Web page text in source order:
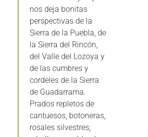
nos deja bonitas
perspectivas de la
Sierra de la Puebla, de
la Sierra del Rincón,
del Valle del Lozoya y
de las cumbres y
cordeles de la Sierra
de Guadarrama.
Prados repletos de
cantuesos, botoneras,
rosales silvestres,